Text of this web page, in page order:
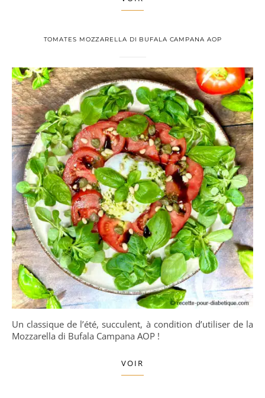
TOMATES MOZZARELLA DI BUFALA CAMPANA AOP
Un classique de l’été, succulent, à condition d’utiliser de la
Mozzarella di Bufala Campana AOP !
VOIR